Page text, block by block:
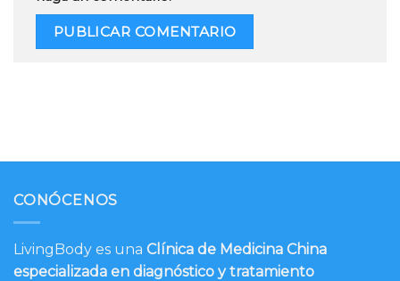
CONÓCENOS
LivingBody es una Clínica de Medicina China
especializada en diagnóstico y tratamiento